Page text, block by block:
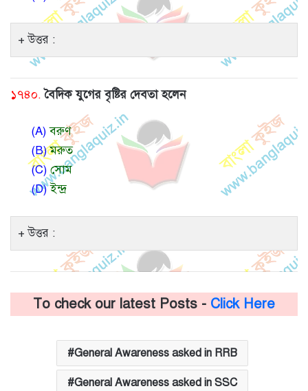
উত্তর :
১৭৪০. বৈদিক যুগের বৃষ্টির দেবতা হলেন
(A)বরুণ
(B)মরুত
(C) সোম
(D)ইন্দ্র
উত্তর :
To check our latest Posts - Click Here
General Awareness asked in RRB
General Awareness asked in SSC